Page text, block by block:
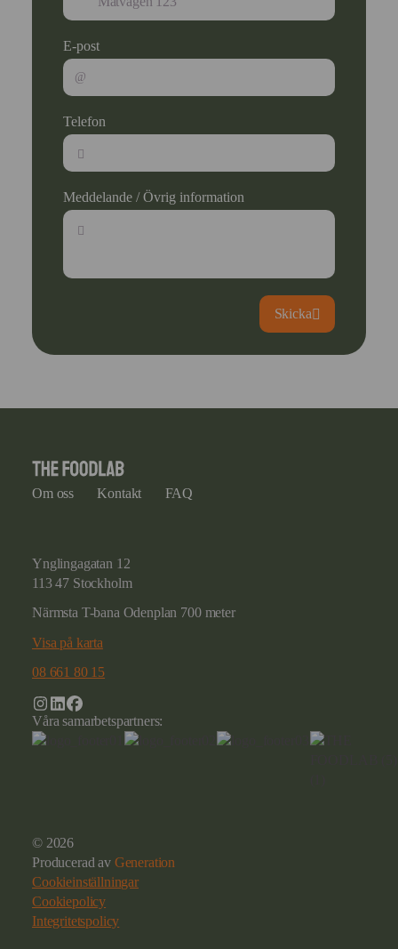
E-post
Telefon
Meddelande / Övrig information
Skicka
Om oss Kontakt FAQ
Ynglingagatan 12
113 47 Stockholm
Närmsta T-bana Odenplan 700 meter
Visa på karta
08 661 80 15
Våra samarbetspartners:
© 2026
Producerad av Generation
Cookieinställningar
Cookiepolicy
Integritetspolicy